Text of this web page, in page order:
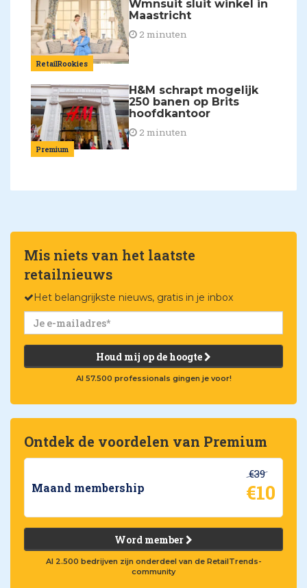
RetailRookies
Wmnsuit sluit winkel in
Maastricht
2 minuten
Premium
H&M schrapt mogelijk
250 banen op Brits
hoofdkantoor
2 minuten
Mis niets van het laatste
retailnieuws
Het belangrijkste nieuws, gratis in je inbox
Houd mij op de hoogte
Al 57.500 professionals gingen je voor!
Ontdek de voordelen van Premium
Maand membership
€39
€10
Word member
Al 2.500 bedrijven zijn onderdeel van de RetailTrends-
community